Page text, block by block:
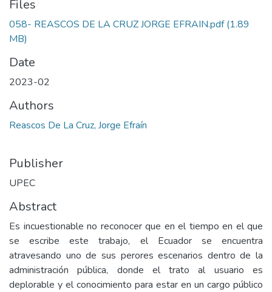
Files
058- REASCOS DE LA CRUZ JORGE EFRAIN.pdf(1.89
MB)
Date
2023-02
Authors
Reascos De La Cruz, Jorge Efraín
Publisher
UPEC
Abstract
Es incuestionable no reconocer que en el tiempo en el que
se escribe este trabajo, el Ecuador se encuentra
atravesando uno de sus perores escenarios dentro de la
administración pública, donde el trato al usuario es
deplorable y el conocimiento para estar en un cargo público